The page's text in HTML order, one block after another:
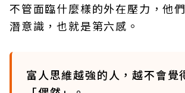
不管面臨什麼樣的外在壓力，他
潛意識，也就是第六感。
富人思維越強的人，越不會覺